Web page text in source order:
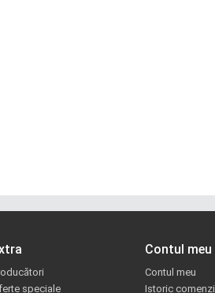
speciale
Contul meu
Contul meu
Istoric comenzi